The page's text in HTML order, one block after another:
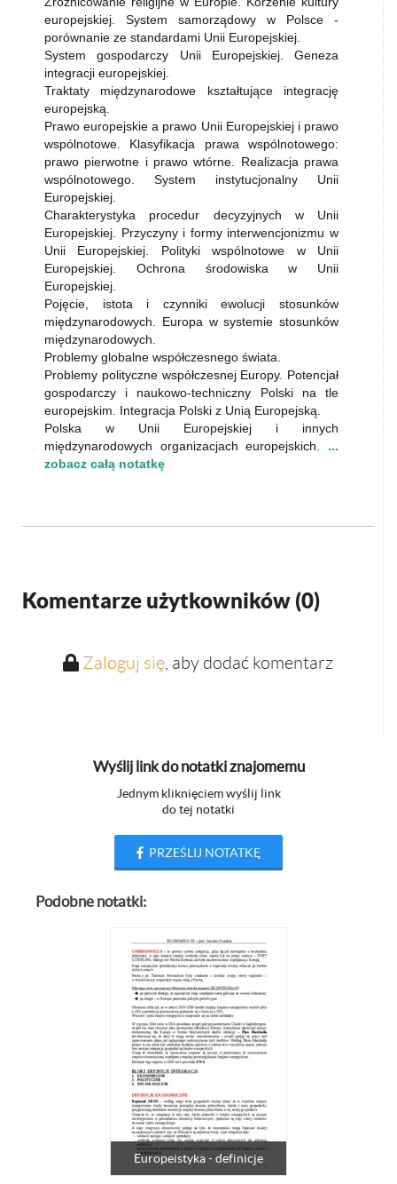
europejskiej. System samorządowy w Polsce -
porównanie ze standardami Unii Europejskiej.
System gospodarczy Unii Europejskiej. Geneza
integracji europejskiej.
Traktaty międzynarodowe kształtujące integrację
europejską.
Prawo europejskie a prawo Unii Europejskiej i prawo
wspólnotowe. Klasyfikacja prawa wspólnotowego:
prawo pierwotne i prawo wtórne. Realizacja prawa
wspólnotowego. System instytucjonalny Unii
Europejskiej.
Charakterystyka procedur decyzyjnych w Unii
Europejskiej. Przyczyny i formy interwencjonizmu w
Unii Europejskiej. Polityki wspólnotowe w Unii
Europejskiej. Ochrona środowiska w Unii
Europejskiej.
Pojęcie, istota i czynniki ewolucji stosunków
międzynarodowych. Europa w systemie stosunków
międzynarodowych.
Problemy globalne współczesnego świata.
Problemy polityczne współczesnej Europy. Potencjał
gospodarczy i naukowo-techniczny Polski na tle
europejskim. Integracja Polski z Unią Europejską.
Polska w Unii Europejskiej i innych
międzynarodowych organizacjach europejskich. ...
zobacz całą notatkę
Komentarze użytkowników (0)
Zaloguj się, aby dodać komentarz
Wyślij link do notatki znajomemu
Jednym kliknięciem wyślij link
do tej notatki
PRZEŚLIJ NOTATKĘ
Podobne notatki:
Europeistyka - definicje